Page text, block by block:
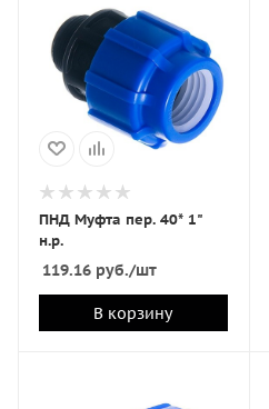
ПНД Муфта пер. 40* 1"
н.р.
119.16 руб./шт
В корзину